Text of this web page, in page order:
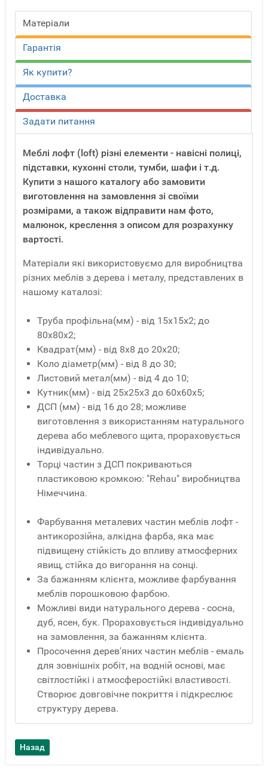
Матеріали
Гарантія
Як купити?
Доставка
Задати питання
Меблі лофт (loft) різні елементи - навісні полиці,
підставки, кухонні столи, тумби, шафи і т.д.
Купити з нашого каталогу або замовити
виготовлення на замовлення зі своїми
розмірами, а також відправити нам фото,
малюнок, креслення з описом для розрахунку
вартості.
Матеріали які використовуємо для виробництва
різних меблів з дерева і металу, представлених в
нашому каталозі:
Труба профільна(мм) - від 15x15x2; до
80x80x2;
Квадрат(мм) - від 8x8 до 20x20;
Коло діаметр(мм) - від 8 до 30;
Листовий метал(мм) - від 4 до 10;
Кутник(мм) - від 25x25x3 до 60x60x5;
ДСП (мм) - від 16 до 28; можливе
виготовлення з використанням натурального
дерева або меблевого щита, прораховується
індивідуально.
Торці частин з ДСП покриваються
пластиковою кромкою: "Rehau" виробництва
Німеччина.
Фарбування металевих частин меблів лофт -
антикорозійна, алкідна фарба, яка має
підвищену стійкість до впливу атмосферних
явищ, стійка до вигорання на сонці.
За бажанням клієнта, можливе фарбування
меблів порошковою фарбою.
Можливі види натурального дерева - сосна,
дуб, ясен, бук. Прораховується індивідуально
на замовлення, за бажанням клієнта.
Просочення дерев'яних частин меблів - емаль
для зовнішніх робіт, на водній основі, має
світлостійкі і атмосферостійкі властивості.
Створює довговічне покриття і підкреслює
структуру дерева.